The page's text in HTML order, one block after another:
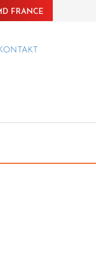
FRANCE